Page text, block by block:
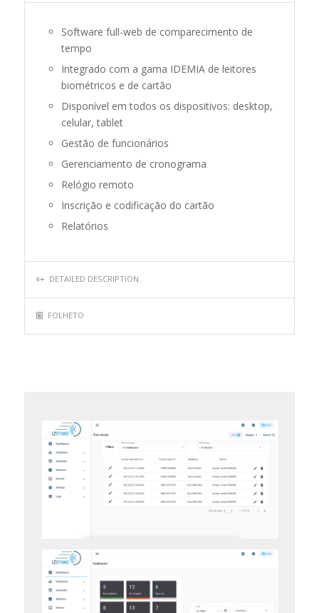
Software full-web de comparecimento de
tempo
Integrado com a gama IDEMIA de leitores
biométricos e de cartão
Disponível em todos os dispositivos: desktop,
celular, tablet
Gestão de funcionários
Gerenciamento de cronograma
Relógio remoto
Inscrição e codificação do cartão
Relatórios
DETAILED DESCRIPTION
FOLHETO